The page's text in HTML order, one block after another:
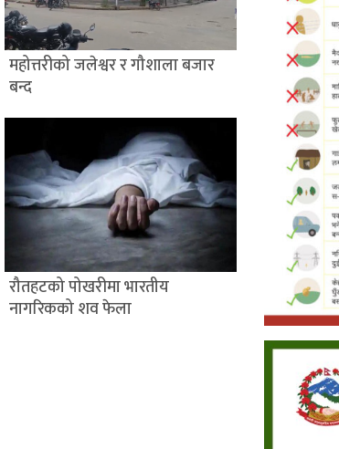
महोत्तरीको जलेश्वर र गौशाला बजार
बन्द
रौतहटको पोखरीमा भारतीय
नागरिकको शव फेला